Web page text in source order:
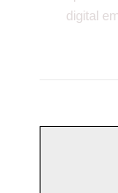
digital